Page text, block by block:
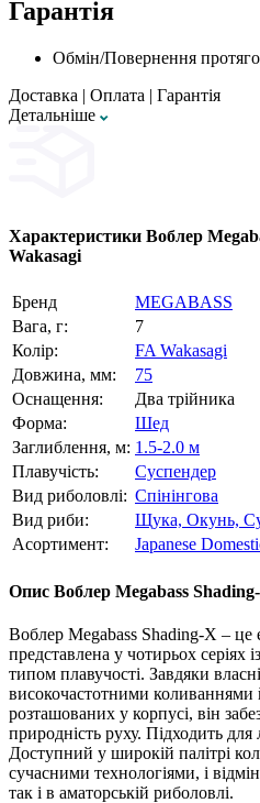
Гарантія
Обмін/Повернення
Доставка | Оплата | Гарантія
Детальнiше
Характеристики Воблер
Wakasagi
Бренд
MEGABASS
Вага, г:
7
Колір:
FA Wakasagi
Довжина, мм:
75
Оснащення:
Два трійника
Форма:
Шед
Заглиблення, м: 1.5-2.0 м
Плавучість:
Суспендер
Вид риболовлі: Спінінгова
Вид риби:
Щука, Окунь,
Асортимент:
Japanese
Опис Воблер Megabass
Воблер Megabass Shading-X –
представлена у чотирьох серіях
типом плавучості. Завдяки
високочастотними коливаннями
розташованих у корпусі, він
природність руху. Підходить
Доступний у широкій палітрі
сучасними технологіями, і
так і в аматорській риболовлі.